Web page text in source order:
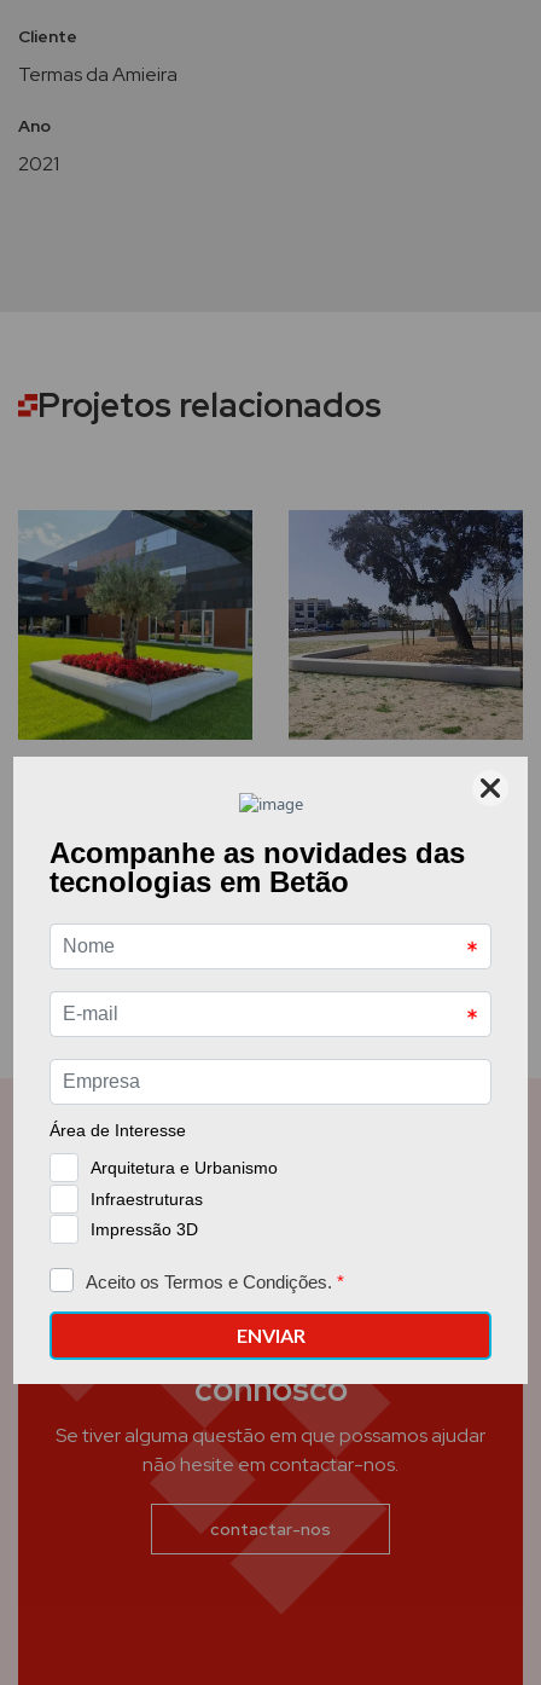
Cliente
Termas da Amieira
Ano
2021
Projetos relacionados
ver
Parque Urbano da Charneca
da Caparica
Entre em contacto
connosco
Se tiver alguma questão em que possamos ajudar
não hesite em contactar-nos.
contactar-nos